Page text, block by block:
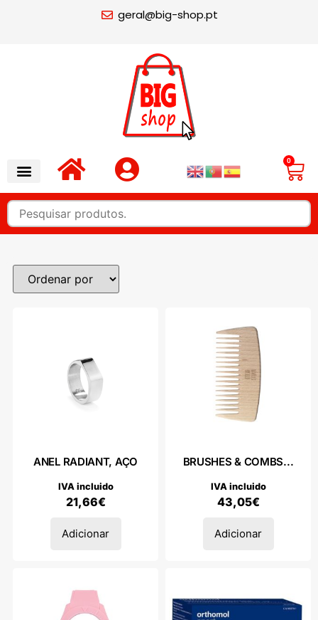
geral@big-shop.pt
0
ANEL RADIANT, AÇO
21,66€
IVA incluido
Adicionar
BRUSHES & COMBS...
43,05€
IVA incluido
Adicionar